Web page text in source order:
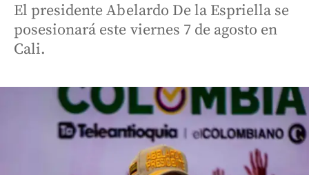
El presidente Abelardo De la Espriella se
posesionará este viernes 7 de agosto en
Cali.